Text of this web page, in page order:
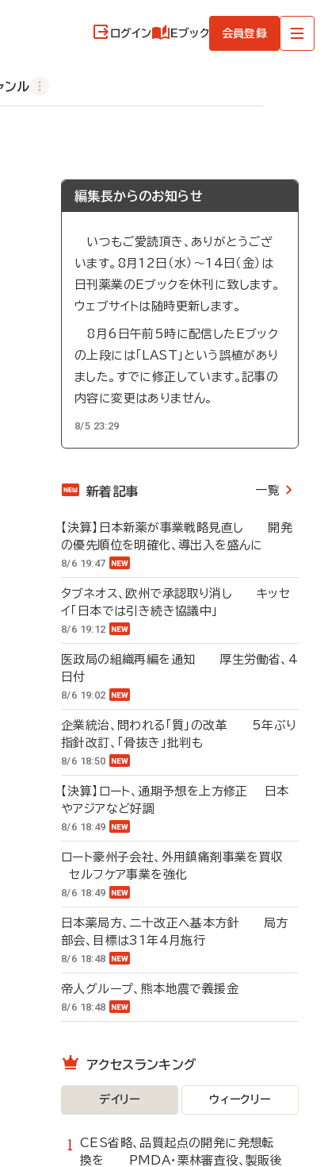
ログイン Eブック 会員登録
ンル
編集長からのお知らせ
いつもご愛読頂き、ありがとうござ
います。8月12日（水）～14日（金）は
日刊薬業のEブックを休刊に致します。
ウェブサイトは随時更新します。
8月6日午前5時に配信したEブック
の上段には「LAST」という誤植があり
ました。すでに修正しています。記事の
内容に変更はありません。
8/5 23:29
新着記事 一覧
【決算】日本新薬が事業戦略見直し 開発
の優先順位を明確化、導出入を盛んに
8/6 19:47
タブネオス、欧州で承認取り消し キッセ
イ「日本では引き続き協議中」
8/6 19:12
医政局の組織再編を通知 厚生労働省、4
日付
8/6 19:02
企業統治、問われる「質」の改革 5年ぶり
指針改訂、「骨抜き」批判も
8/6 18:50
【決算】ロート、通期予想を上方修正 日本
やアジアなど好調
8/6 18:49
ロート豪州子会社、外用鎮痛剤事業を買収
セルフケア事業を強化
8/6 18:49
日本薬局方、二十改正へ基本方針 局方
部会、目標は31年4月施行
8/6 18:48
帝人グループ、熊本地震で義援金
8/6 18:48
アクセスランキング
デイリー ウィークリー
CES省略、品質起点の開発に発想転
換を PMDA・栗林審査役、製販後